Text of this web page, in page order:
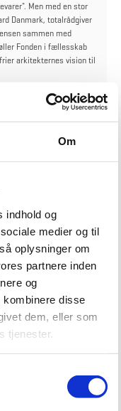
Om
indhold og
medier og til
oplysninger om
partnere inden
og
kombinere disse
dem, eller som
tjenester.
Men med en stor
Danmark, totalrådgiver
sammen med
Fonden i fællesskab
arkitekternes vision til
spændende at arbejde
haft et medansvar for
New Partnering
Vi bruger mere tid i
på det sjove; nemlig at
Højgaard Danmark.